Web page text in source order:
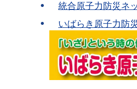
統合原子力防災ネ
いばらき原子力防